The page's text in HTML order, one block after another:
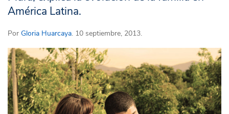
América Latina.
Por Gloria Huarcaya. 10 septiembre, 2013.